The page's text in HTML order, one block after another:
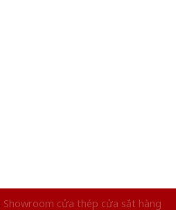
Showroom cửa thép cửa sắt hàng